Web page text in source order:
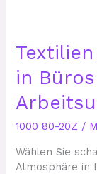
in
1000 80-20Z /
Wählen Sie
Atmosphäre in
Textilien
zur
Lärmminderung
Büros
für
ruhigeres
Arbeitsumfeld